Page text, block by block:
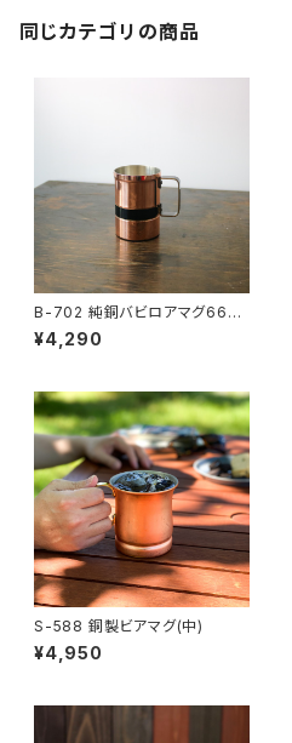
同じカテゴリの商品
B-702 純銅バビロアマグ6600
→4290
¥4,290
S-588 銅製ビアマグ(中)
¥4,950